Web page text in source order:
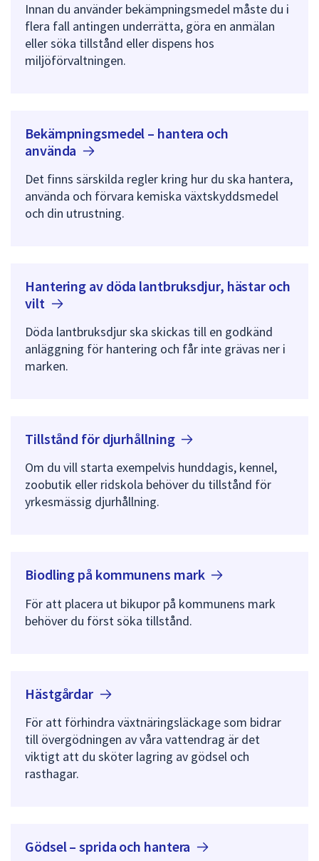
Innan du använder bekämpningsmedel måste du i
flera fall antingen underrätta, göra en anmälan
eller söka tillstånd eller dispens hos
miljöförvaltningen.
Bekämpningsmedel – hantera och
använda
Det finns särskilda regler kring hur du ska hantera,
använda och förvara kemiska växtskyddsmedel
och din utrustning.
Hantering av döda lantbruksdjur, hästar och
vilt
Döda lantbruksdjur ska skickas till en godkänd
anläggning för hantering och får inte grävas ner i
marken.
Tillstånd för djurhållning
Om du vill starta exempelvis hunddagis, kennel,
zoobutik eller ridskola behöver du tillstånd för
yrkesmässig djurhållning.
Biodling på kommunens mark
För att placera ut bikupor på kommunens mark
behöver du först söka tillstånd.
Hästgårdar
För att förhindra växtnäringsläckage som bidrar
till övergödningen av våra vattendrag är det
viktigt att du sköter lagring av gödsel och
rasthagar.
Gödsel – sprida och hantera